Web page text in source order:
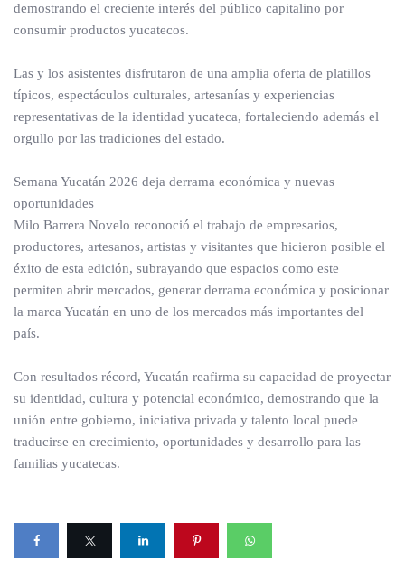
demostrando el creciente interés del público capitalino por
consumir productos yucatecos.
Las y los asistentes disfrutaron de una amplia oferta de platillos
típicos, espectáculos culturales, artesanías y experiencias
representativas de la identidad yucateca, fortaleciendo además el
orgullo por las tradiciones del estado.
Semana Yucatán 2026 deja derrama económica y nuevas
oportunidades
Milo Barrera Novelo reconoció el trabajo de empresarios,
productores, artesanos, artistas y visitantes que hicieron posible el
éxito de esta edición, subrayando que espacios como este
permiten abrir mercados, generar derrama económica y posicionar
la marca Yucatán en uno de los mercados más importantes del
país.
Con resultados récord, Yucatán reafirma su capacidad de proyectar
su identidad, cultura y potencial económico, demostrando que la
unión entre gobierno, iniciativa privada y talento local puede
traducirse en crecimiento, oportunidades y desarrollo para las
familias yucatecas.